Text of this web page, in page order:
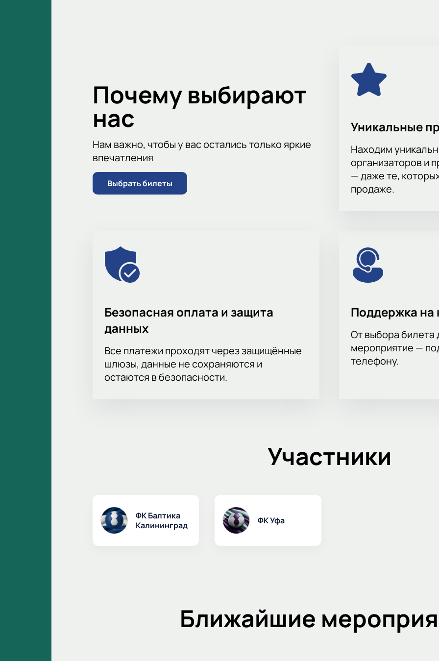
Поддержите свою команду и станьте частью этого захватывающего спортивного события.
Почему выбирают
нас
Нам важно, чтобы у вас остались только яркие
впечатления
Выбрать билеты
Уникальные
Находим
организаторов и
— даже те,
продаже.
Безопасная оплата и защита
данных
Все платежи проходят через защищённые
шлюзы, данные не сохраняются и
остаются в безопасности.
Поддержка на
От выбора билета
мероприятие —
телефону.
Участники
ФК Балтика
Калининград
ФК Уфа
Ближайшие